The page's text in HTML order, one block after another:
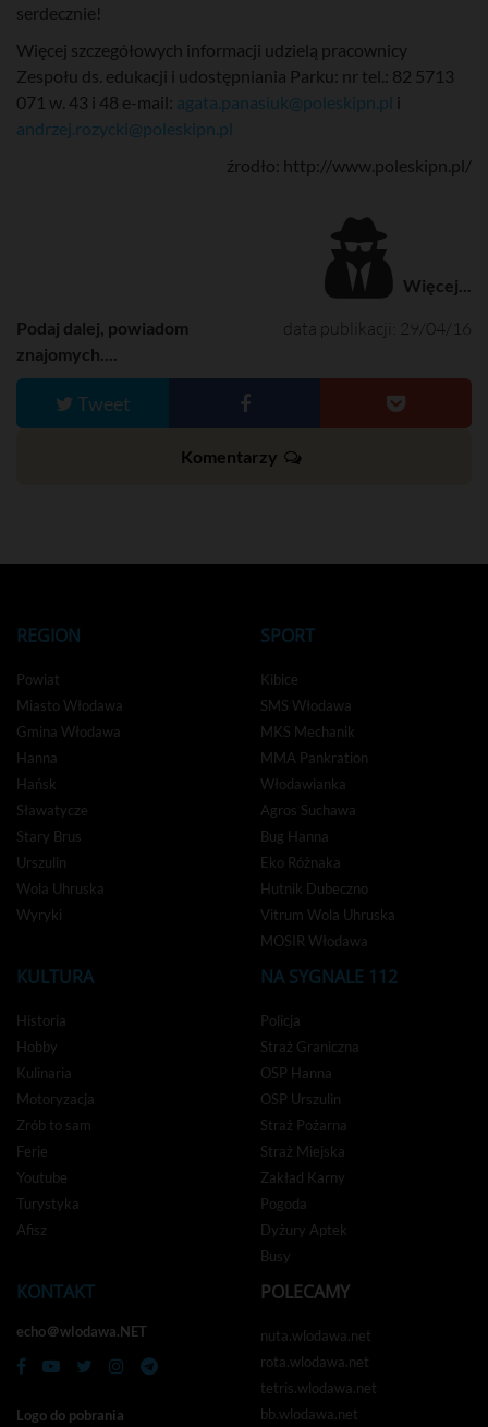
serdecznie!
Więcej szczegółowych informacji udzielą pracownicy
Zespołu ds. edukacji i udostępniania Parku: nr tel.: 82 5713
071 w. 43 i 48 e-mail: agata.panasiuk@poleskipn.pl i
andrzej.rozycki@poleskipn.pl
źrodło: http://www.poleskipn.pl/
Więcej...
data publikacji: 29/04/16
Podaj dalej, powiadom
znajomych....
Tweet
Komentarzy
REGION
Powiat
Miasto Włodawa
Gmina Włodawa
Hanna
Hańsk
Sławatycze
Stary Brus
Urszulin
Wola Uhruska
Wyryki
SPORT
Kibice
SMS Włodawa
MKS Mechanik
MMA Pankration
Włodawianka
Agros Suchawa
Bug Hanna
Eko Różnaka
Hutnik Dubeczno
Vitrum Wola Uhruska
MOSIR Włodawa
KULTURA
Historia
Hobby
Kulinaria
Motoryzacja
Zrób to sam
Ferie
Youtube
Turystyka
Afisz
NA SYGNALE 112
Policja
Straż Graniczna
OSP Hanna
OSP Urszulin
Straż Pożarna
Straż Miejska
Zakład Karny
Pogoda
Dyżury Aptek
Busy
KONTAKT
echo＠wlodawa.NET
Logo do pobrania
POLECAMY
nuta.wlodawa.net
rota.wlodawa.net
tetris.wlodawa.net
bb.wlodawa.net